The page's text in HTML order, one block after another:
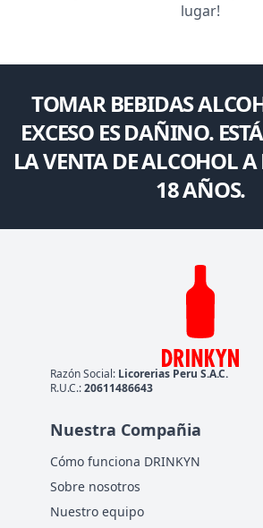
lugar!
TOMAR BEBIDAS
EXCESO ES DAÑINO.
LA VENTA DE ALCOHOL A
18 AÑOS.
Razón Social: Licorerias Peru S.A.C.
R.U.C.:20611486643
Nuestra Compañia
Cómo funciona DRINKYN
Sobre nosotros
Nuestro equipo